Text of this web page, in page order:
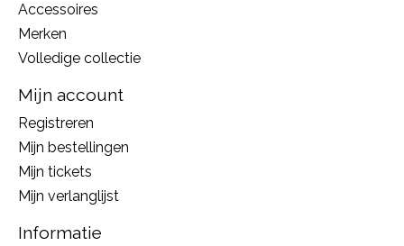
Accessoires
Merken
Volledige collectie
Mijn account
Registreren
Mijn bestellingen
Mijn tickets
Mijn verlanglijst
Informatie